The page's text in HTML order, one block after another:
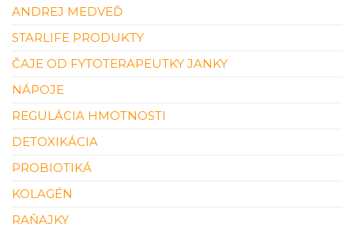
ANDREJ MEDVEĎ
STARLIFE PRODUKTY
ČAJE OD FYTOTERAPEUTKY JANKY
NÁPOJE
REGULÁCIA HMOTNOSTI
DETOXIKÁCIA
PROBIOTIKÁ
KOLAGÉN
RAŇAJKY